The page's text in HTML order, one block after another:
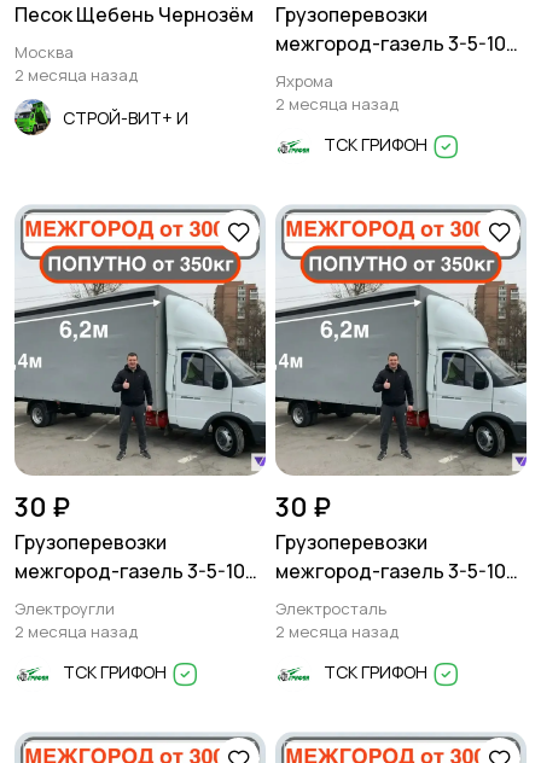
Песок Щебень Чернозём
Москва
2 месяца назад
СТРОЙ-ВИТ+ И
Грузоперевозки
межгород-газель 3-5-10
тонн
Яхрома
2 месяца назад
ТСК ГРИФОН
30 ₽
Грузоперевозки
межгород-газель 3-5-10
тонн
Электроугли
2 месяца назад
ТСК ГРИФОН
30 ₽
Грузоперевозки
межгород-газель 3-5-10
тонн
Электросталь
2 месяца назад
ТСК ГРИФОН